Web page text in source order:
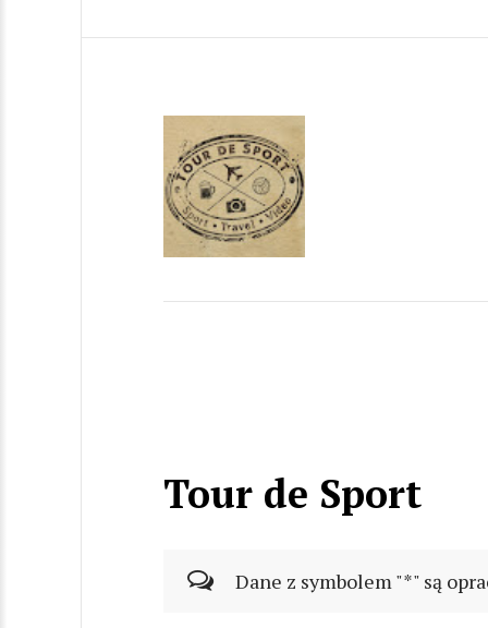
Tour de Sport
Dane z symbolem "*" są